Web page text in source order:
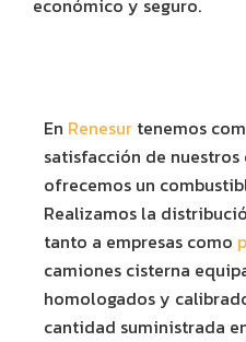
económico y seguro.
En Renesur tenemos
satisfacción de
ofrecemos un
Realizamos la
tanto a empresas como
camiones cisterna
homologados y
cantidad suministrada